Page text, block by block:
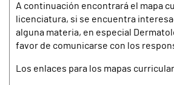
A continuación encontrará el mapa
licenciatura, si se encuentra
alguna materia, en especial
favor de comunicarse con los
Los enlaces para los mapas